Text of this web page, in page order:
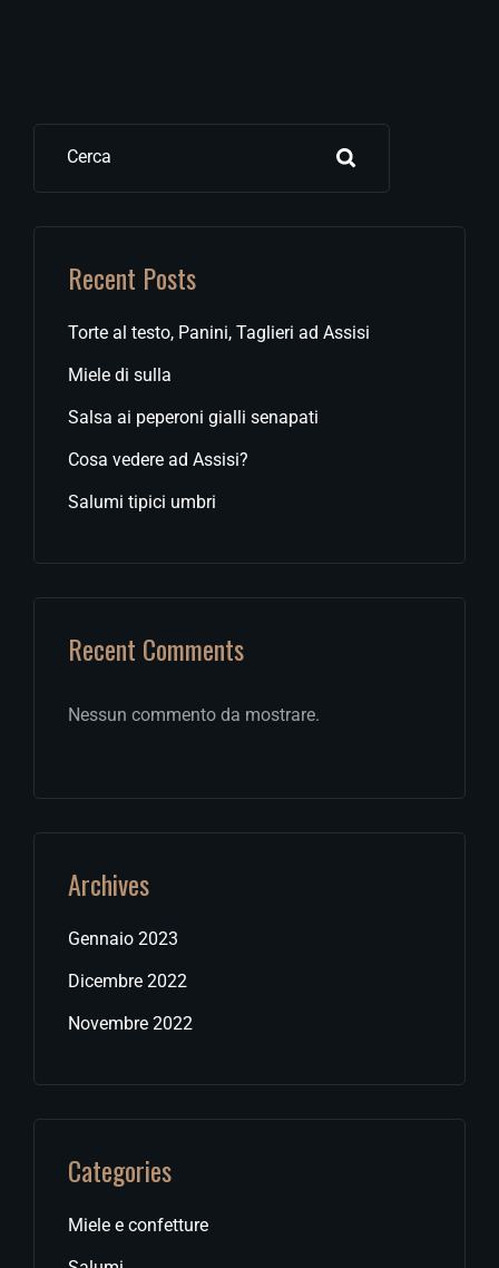
Cerca
Recent Posts
Torte al testo, Panini, Taglieri ad Assisi
Miele di sulla
Salsa ai peperoni gialli senapati
Cosa vedere ad Assisi?
Salumi tipici umbri
Recent Comments
Nessun commento da mostrare.
Archives
Gennaio 2023
Dicembre 2022
Novembre 2022
Categories
Miele e confetture